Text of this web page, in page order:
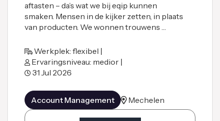
aftasten – da’s wat we bij eqip kunnen
smaken. Mensen in de kijker zetten, in plaats
van producten. We wonnen trouwens …
Werkplek: flexibel |
Ervaringsniveau: medior |
31 Jul 2026
Account Management Mechelen